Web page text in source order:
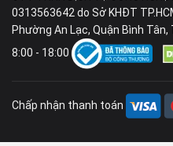
0313563642 do Sở KHĐT
Phường An Lạc, Quận Bình
8:00 - 18:00
Chấp nhận thanh toán